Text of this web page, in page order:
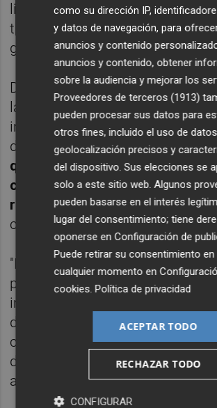
liquidación de la sociedad y el
trabajadores actuales", lo que
gasto añadido a dicho
De hecho, subraya que "no
la sociedad para hacer frente a
indemnizaciones generadas a
distintos trabajadores". Por este
que la oposición del Fogasa a la
compañía se vea "desde un
razonabilidad"que, de cualquier
considera que "no ha existido".
"El Fogasa, con la no venta de la
productiva, deberá pagar las
indemnizaciones de los
despedidos, con lo que
créditos, incluso en cantidad
deuda ya existente y de
advierte.
como su dirección IP,
y datos de navegación, para
anuncios y contenido
anuncios y contenido, obtener
sobre la audiencia y mejorar los
Proveedores de terceros (1913)
pueden procesar sus datos para
otros fines, incluido el uso de
geolocalización precisos y
del dispositivo. Sus elecciones se
solo a este sitio web. Algunos
pueden basarse en el interés
lugar del consentimiento; tiene
oponerse enConfiguración de
Puede retirar su consentimiento en
cualquier momento en
cookies.Política de privacidad
ACEPTAR TODO
RECHAZAR TODO
CONFIGURAR